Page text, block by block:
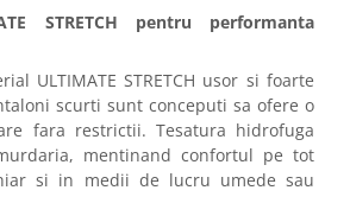
STRETCH pentru performanta
ULTIMATE STRETCH usor si foarte
scurti sunt conceputi sa ofere o
fara restrictii. Tesatura hidrofuga
mentinand confortul pe tot
si in medii de lucru umede sau